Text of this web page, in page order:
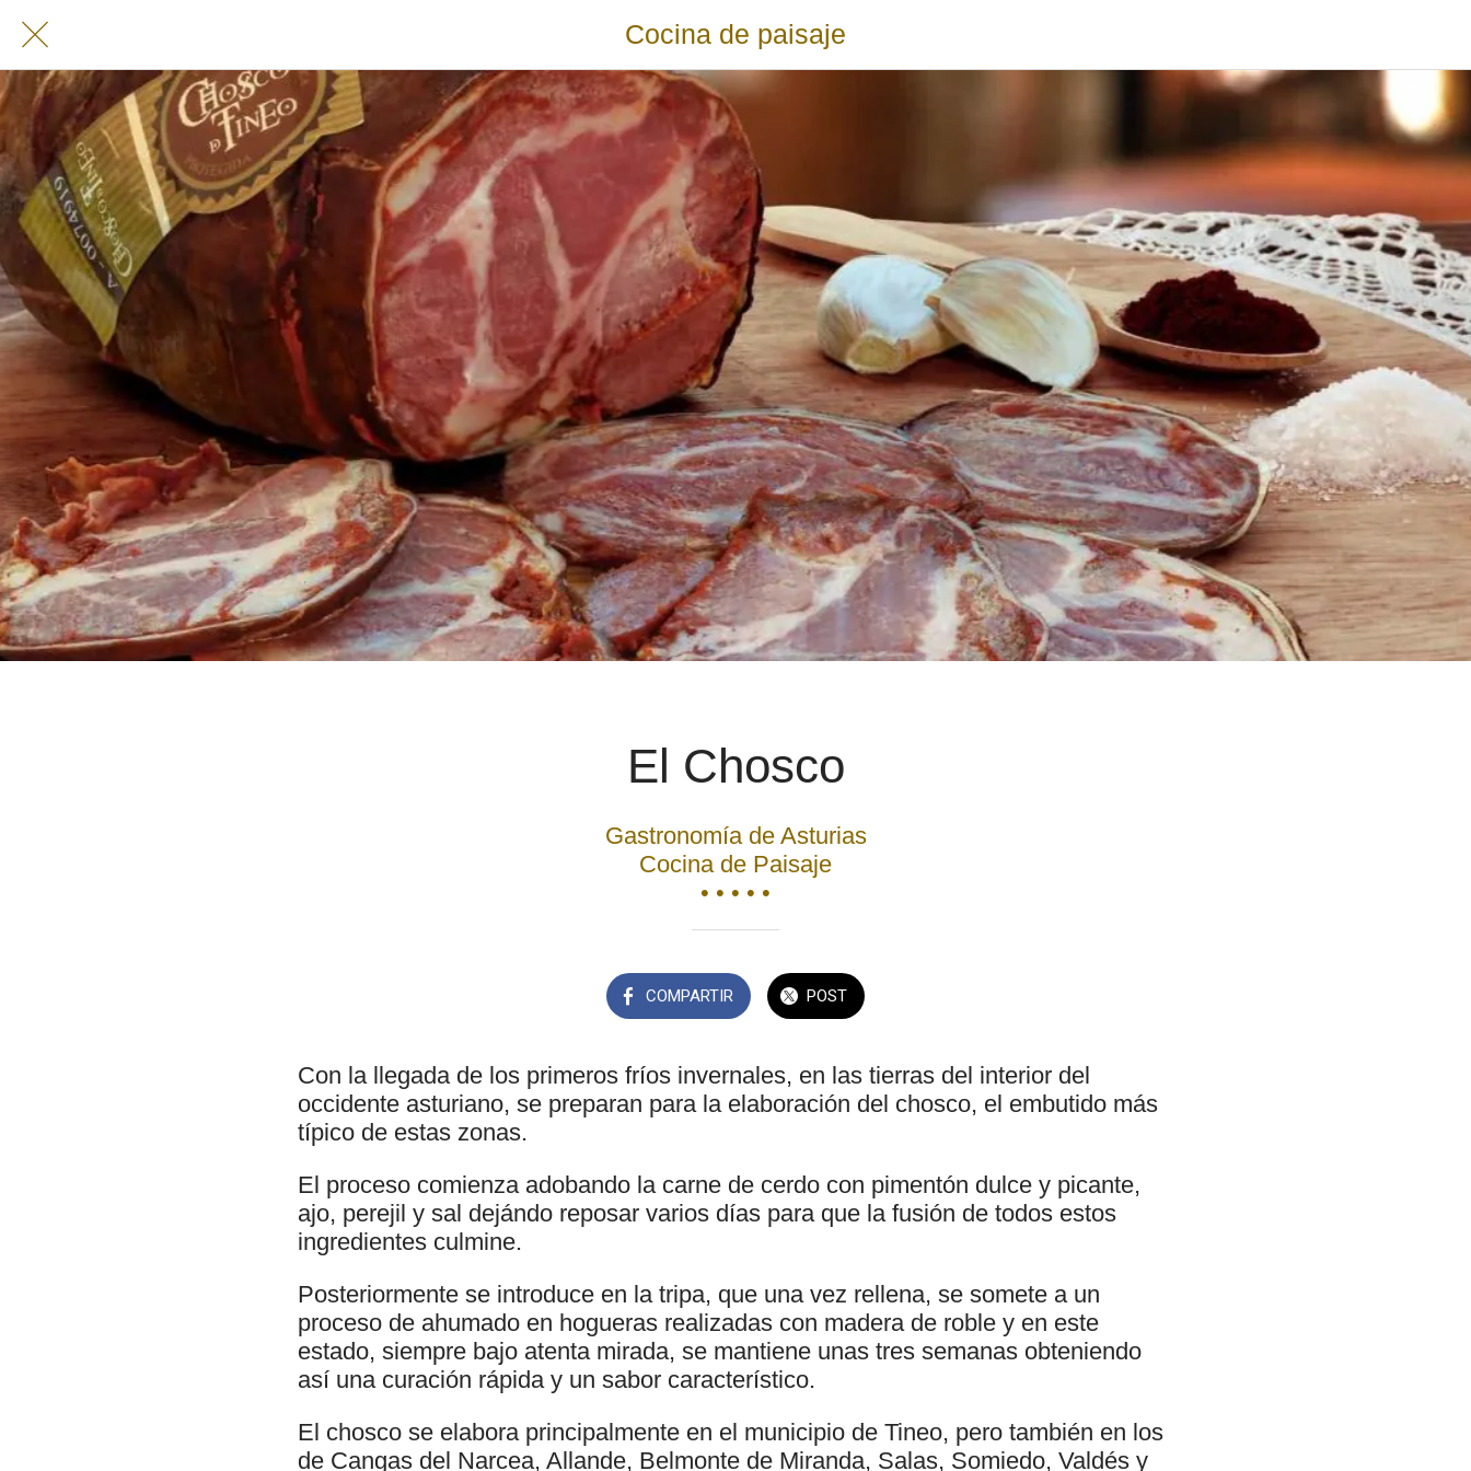
Cocina de paisaje
El Chosco
Gastronomía de Asturias
Cocina de Paisaje
• • • • •
COMPARTIR POST
Con la llegada de los primeros fríos invernales, en las tierras del interior del
occidente asturiano, se preparan para la elaboración del chosco, el embutido más
típico de estas zonas.
El proceso comienza adobando la carne de cerdo con pimentón dulce y picante,
ajo, perejil y sal dejándo reposar varios días para que la fusión de todos estos
ingredientes culmine.
Posteriormente se introduce en la tripa, que una vez rellena, se somete a un
proceso de ahumado en hogueras realizadas con madera de roble y en este
estado, siempre bajo atenta mirada, se mantiene unas tres semanas obteniendo
así una curación rápida y un sabor característico.
El chosco se elabora principalmente en el municipio de Tineo, pero también en los
de Cangas del Narcea, Allande, Belmonte de Miranda, Salas, Somiedo, Valdés y